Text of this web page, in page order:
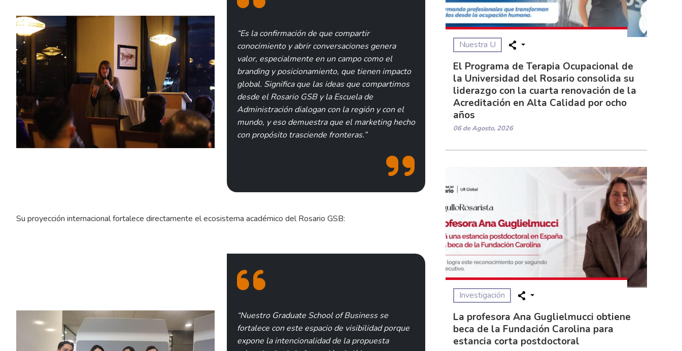
“Es la confirmación de que compartir
conocimiento y abrir conversaciones genera
valor, especialmente en un campo como el
branding y posicionamiento, que tienen impacto
global. Significa que las ideas que compartimos
desde el Rosario GSB y la Escuela de
Administración dialogan con la región y con el
mundo, y eso demuestra que el marketing hecho
con propósito trasciende fronteras.”
Su proyección internacional fortalece directamente el ecosistema académico del Rosario GSB:
“Nuestro Graduate School of Business se
fortalece con este espacio de visibilidad porque
expone la intencionalidad de la propuesta
Nuestra U
El Programa de Terapia Ocupacional de
la Universidad del Rosario consolida su
liderazgo con la cuarta renovación de la
Acreditación en Alta Calidad por ocho
años
06 de Agosto, 2026
Investigación
La profesora Ana Guglielmucci obtiene
beca de la Fundación Carolina para
estancia corta postdoctoral